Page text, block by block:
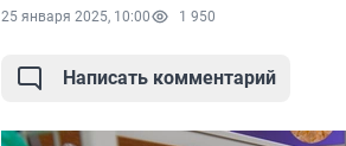
25 января 2025, 10:00 1 950
Написать комментарий